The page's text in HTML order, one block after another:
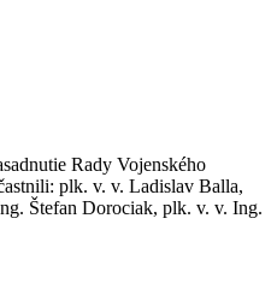
Rady Vojenského
plk. v. v. Ladislav Balla,
Štefan Dorociak, plk. v. v. Ing.